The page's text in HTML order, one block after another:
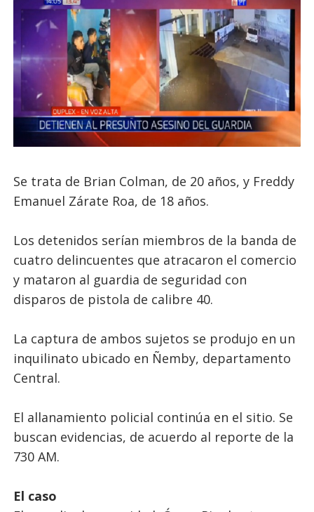
Se trata de Brian Colman, de 20 años, y Freddy
Emanuel Zárate Roa, de 18 años.
Los detenidos serían miembros de la banda de
cuatro delincuentes que atracaron el comercio
y mataron al guardia de seguridad con
disparos de pistola de calibre 40.
La captura de ambos sujetos se produjo en un
inquilinato ubicado en Ñemby, departamento
Central.
El allanamiento policial continúa en el sitio. Se
buscan evidencias, de acuerdo al reporte de la
730 AM.
El caso